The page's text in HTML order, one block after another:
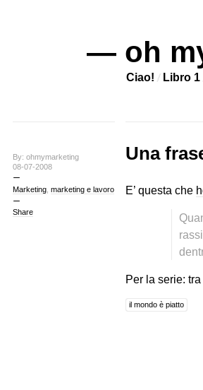
— oh
Ciao! Libro 1
By: ohmymarketing
08-07-2008
Marketing, marketing e lavoro
Share
Una
E’ questa che
Per la serie:
il mondo è piatto